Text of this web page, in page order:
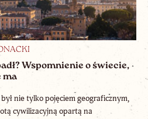
Wspomnienie o świecie,
ma
nie tylko pojęciem geograficznym,
cywilizacyjną opartą na